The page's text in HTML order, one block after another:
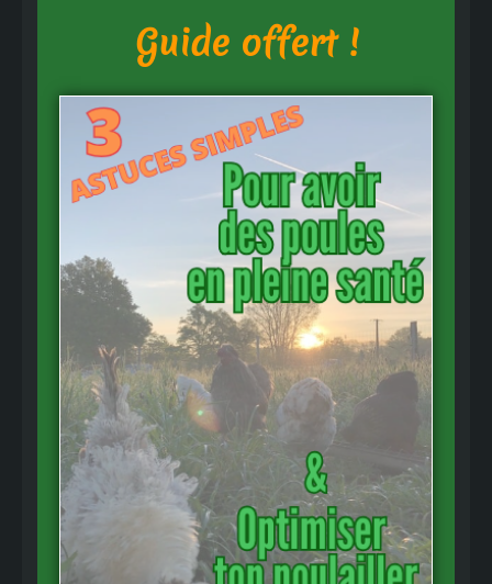
Guide offert !